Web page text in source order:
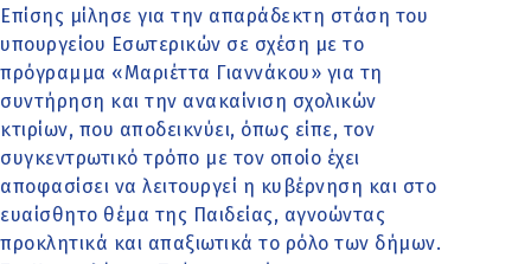
Επίσης μίλησε για την απαράδεκτη στάση του
υπουργείου Εσωτερικών σε σχέση με το
πρόγραμμα «Μαριέττα Γιαννάκου» για τη
συντήρηση και την ανακαίνιση σχολικών
κτιρίων, που αποδεικνύει, όπως είπε, τον
συγκεντρωτικό τρόπο με τον οποίο έχει
αποφασίσει να λειτουργεί η κυβέρνηση και στο
ευαίσθητο θέμα της Παιδείας, αγνοώντας
προκλητικά και απαξιωτικά το ρόλο των δήμων.